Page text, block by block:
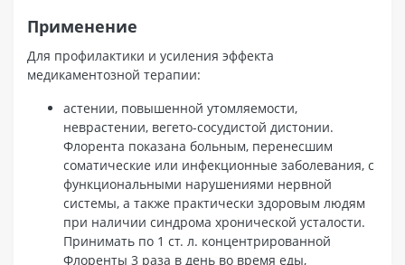
Применение
Для профилактики и усиления эффекта
медикаментозной терапии:
астении, повышенной утомляемости,
неврастении, вегето-сосудистой дистонии.
Флорента показана больным, перенесшим
соматические или инфекционные заболевания, с
функциональными нарушениями нервной
системы, а также практически здоровым людям
при наличии синдрома хронической усталости.
Принимать по 1 ст. л. концентрированной
Флоренты 3 раза в день во время еды,